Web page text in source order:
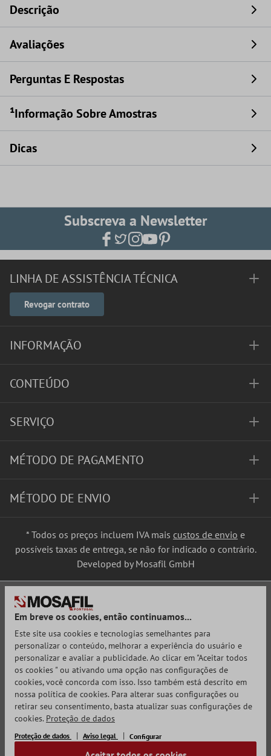
Descrição
Avaliações
Perguntas E Respostas
¹Informação Sobre Amostras
Dicas
Subscreva a Newsletter
LINHA DE ASSISTÊNCIA TÉCNICA
Revogar contrato
INFORMAÇÃO
CONTEÚDO
SERVIÇO
MÉTODO DE PAGAMENTO
MÉTODO DE ENVIO
* Todos os preços incluem IVA mais custos de envio e
possíveis taxas de entrega, se não for indicado o contrário.
Developed by Mosafil GmbH
Em breve os cookies, então continuamos...
Este site usa cookies e tecnologias semelhantes para
personalizar o conteúdo, melhorar a experiência do usuário e
personalizar e avaliar a publicidade. Ao clicar em "Aceitar todos
os cookies " ou ativando uma opção nas configurações de
cookies, você concorda com isso. Isso também está descrito em
nossa política de cookies. Para alterar suas configurações ou
retirar seu consentimento, basta atualizar suas configurações de
cookies. Proteção de dados
Proteção de dados Aviso legal Configurar